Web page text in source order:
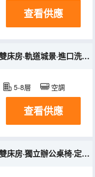
查看供應
大方城景雙床房·軌道城景·進口洗護品·實木環保傢俱
5-8層 空調
查看供應
大象寬景雙床房·獨立辦公桌椅·定製乳膠山棕床墊